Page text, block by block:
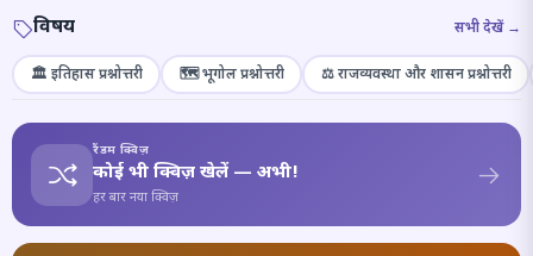
विषय सभी देखें →
🏛️ इतिहास प्रश्नोत्तरी 🗺️ भूगोल प्रश्नोत्तरी ⚖️ राजव्यवस्था और शासन प्रश्नोत्तरी
रैंडम क्विज़
कोई भी क्विज़ खेलें — अभी!
हर बार नया क्विज़